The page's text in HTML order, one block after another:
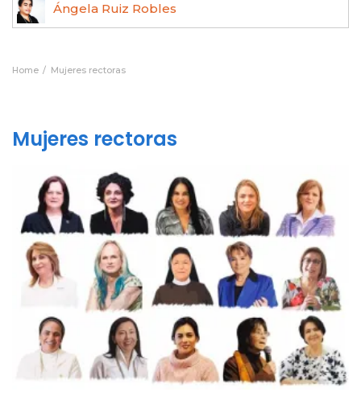
Ángela Ruiz Robles
Home Mujeres rectoras
Mujeres rectoras